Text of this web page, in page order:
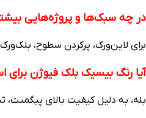
در چه سبک‌ها و پروژه‌هایی
برای لاین‌ورک، پرکردن سطوح،
آیا رنگ بیسیک بلک فیوژن برای
بله، به دلیل کیفیت بالای